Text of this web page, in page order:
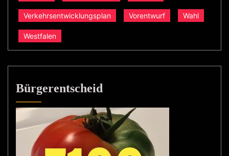
Verkehrsentwicklungsplan Vorentwurf Wahl
Westfalen
Bürgerentscheid